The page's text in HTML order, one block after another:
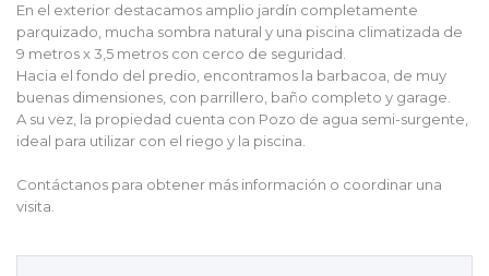
En el exterior destacamos amplio jardín completamente
parquizado, mucha sombra natural y una piscina climatizada de
9 metros x 3,5 metros con cerco de seguridad.
Hacia el fondo del predio, encontramos la barbacoa, de muy
buenas dimensiones, con parrillero, baño completo y garage.
A su vez, la propiedad cuenta con Pozo de agua semi-surgente,
ideal para utilizar con el riego y la piscina.
Contáctanos para obtener más información o coordinar una
visita.